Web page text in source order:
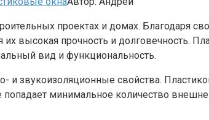
проектах и ​​домах. Благодаря
прочность и долговечность.
вид и функциональность.
и звукоизоляционные свойства.
минимальное количество